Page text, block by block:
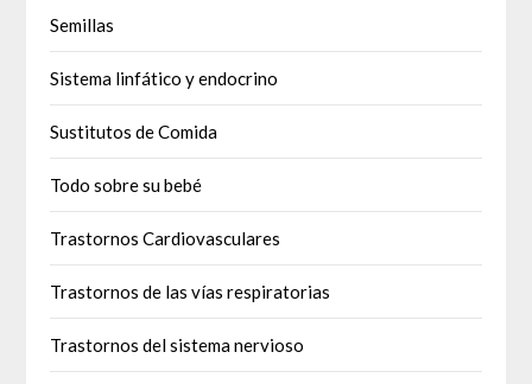
Semillas
Sistema linfático y endocrino
Sustitutos de Comida
Todo sobre su bebé
Trastornos Cardiovasculares
Trastornos de las vías respiratorias
Trastornos del sistema nervioso